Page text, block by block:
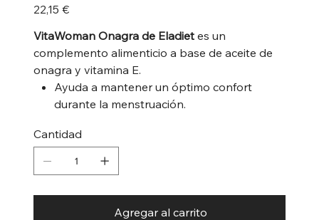
Precio
22,15 €
VitaWoman Onagra de Eladiet es un
complemento alimenticio a base de aceite de
onagra y vitamina E.
Ayuda a mantener un óptimo confort
durante la menstruación.
Cantidad
Agregar al carrito